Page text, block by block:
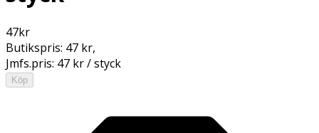
47kr
Butikspris: 47 kr,
Jmfs.pris: 47 kr / styck
Köp